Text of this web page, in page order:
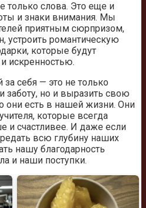
только слова. Это еще и
и знаки внимания. Мы
приятным сюрпризом,
устроить романтическую
которые будут
искренностью.
за себя — это не только
заботу, но и выразить свою
они есть в нашей жизни. Они
которые всегда
и счастливее. И даже если
всю глубину наших
нашу благодарность
и наши поступки.